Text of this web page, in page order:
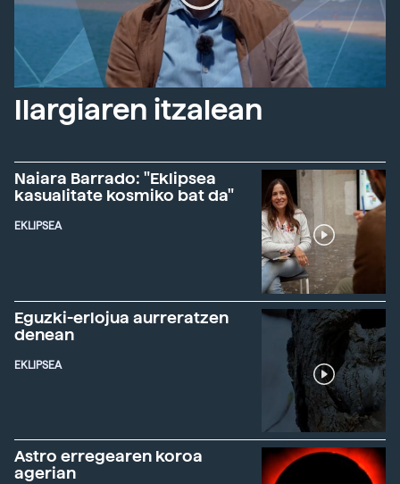
Ilargiaren itzalean
Naiara Barrado: "Eklipsea
kasualitate kosmiko bat da"
EKLIPSEA
Eguzki-erlojua aurreratzen
denean
EKLIPSEA
Astro erregearen koroa
agerian